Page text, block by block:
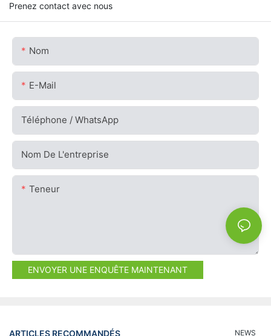
Prenez contact avec nous
Nom
E-Mail
Téléphone / WhatsApp
Nom De L'entreprise
Teneur
ENVOYER UNE ENQUÊTE MAINTENANT
ARTICLES RECOMMANDÉS NEWS